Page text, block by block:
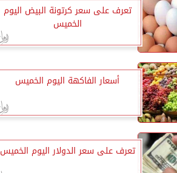
تعرف على سعر كرتونة البيض اليوم
الخميس
أسعار الفاكهة اليوم الخميس
تعرف على سعر الدولار اليوم الخميس